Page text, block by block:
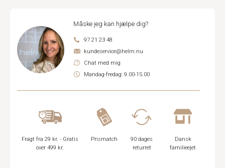
Måske jeg kan hjælpe dig?
97 21 23 48
kundeservice@helm.nu
Chat med mig
Mandag-fredag: 9.00-15.00
Fragt fra 29 kr. - Gratis
over 499 kr.
Prismatch
90 dages
returret
Dansk
familieejet